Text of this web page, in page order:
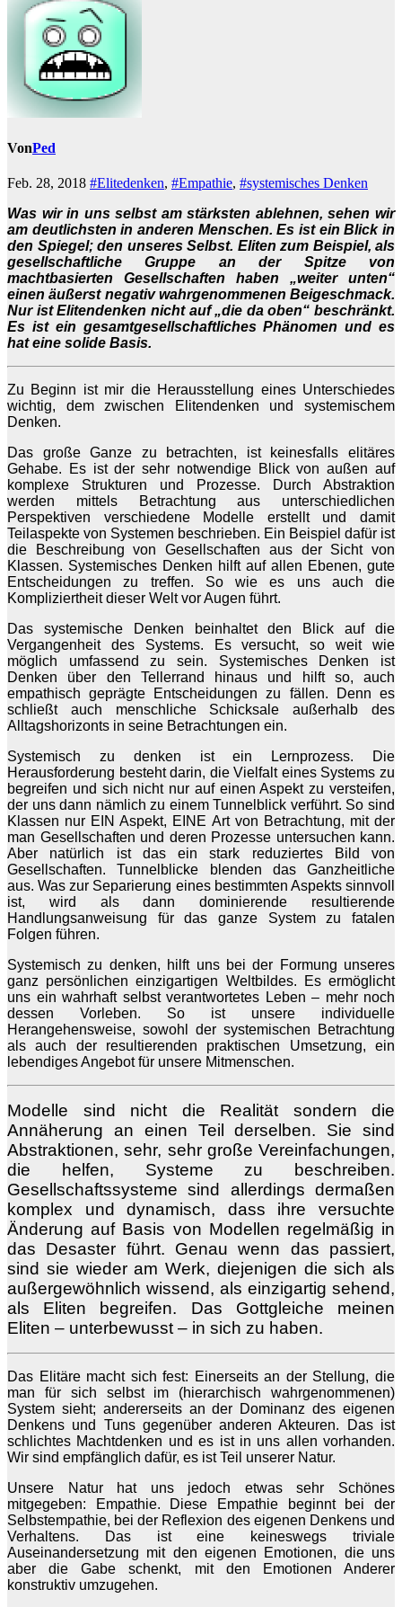
VonPed
Feb. 28, 2018 #Elitedenken, #Empathie, #systemisches Denken
Was wir in uns selbst am stärksten ablehnen, sehen wir
am deutlichsten in anderen Menschen. Es ist ein Blick in
den Spiegel; den unseres Selbst. Eliten zum Beispiel, als
gesellschaftliche Gruppe an der Spitze von
machtbasierten Gesellschaften haben „weiter unten“
einen äußerst negativ wahrgenommenen Beigeschmack.
Nur ist Elitendenken nicht auf „die da oben“ beschränkt.
Es ist ein gesamtgesellschaftliches Phänomen und es
hat eine solide Basis.
Zu Beginn ist mir die Herausstellung eines Unterschiedes
wichtig, dem zwischen Elitendenken und systemischem
Denken.
Das große Ganze zu betrachten, ist keinesfalls elitäres
Gehabe. Es ist der sehr notwendige Blick von außen auf
komplexe Strukturen und Prozesse. Durch Abstraktion
werden mittels Betrachtung aus unterschiedlichen
Perspektiven verschiedene Modelle erstellt und damit
Teilaspekte von Systemen beschrieben. Ein Beispiel dafür ist
die Beschreibung von Gesellschaften aus der Sicht von
Klassen. Systemisches Denken hilft auf allen Ebenen, gute
Entscheidungen zu treffen. So wie es uns auch die
Kompliziertheit dieser Welt vor Augen führt.
Das systemische Denken beinhaltet den Blick auf die
Vergangenheit des Systems. Es versucht, so weit wie
möglich umfassend zu sein. Systemisches Denken ist
Denken über den Tellerrand hinaus und hilft so, auch
empathisch geprägte Entscheidungen zu fällen. Denn es
schließt auch menschliche Schicksale außerhalb des
Alltagshorizonts in seine Betrachtungen ein.
Systemisch zu denken ist ein Lernprozess. Die
Herausforderung besteht darin, die Vielfalt eines Systems zu
begreifen und sich nicht nur auf einen Aspekt zu versteifen,
der uns dann nämlich zu einem Tunnelblick verführt. So sind
Klassen nur EIN Aspekt, EINE Art von Betrachtung, mit der
man Gesellschaften und deren Prozesse untersuchen kann.
Aber natürlich ist das ein stark reduziertes Bild von
Gesellschaften. Tunnelblicke blenden das Ganzheitliche
aus. Was zur Separierung eines bestimmten Aspekts sinnvoll
ist, wird als dann dominierende resultierende
Handlungsanweisung für das ganze System zu fatalen
Folgen führen.
Systemisch zu denken, hilft uns bei der Formung unseres
ganz persönlichen einzigartigen Weltbildes. Es ermöglicht
uns ein wahrhaft selbst verantwortetes Leben – mehr noch
dessen Vorleben. So ist unsere individuelle
Herangehensweise, sowohl der systemischen Betrachtung
als auch der resultierenden praktischen Umsetzung, ein
lebendiges Angebot für unsere Mitmenschen.
Modelle sind nicht die Realität sondern die
Annäherung an einen Teil derselben. Sie sind
Abstraktionen, sehr, sehr große Vereinfachungen,
die helfen, Systeme zu beschreiben.
Gesellschaftssysteme sind allerdings dermaßen
komplex und dynamisch, dass ihre versuchte
Änderung auf Basis von Modellen regelmäßig in
das Desaster führt. Genau wenn das passiert,
sind sie wieder am Werk, diejenigen die sich als
außergewöhnlich wissend, als einzigartig sehend,
als Eliten begreifen. Das Gottgleiche meinen
Eliten – unterbewusst – in sich zu haben.
Das Elitäre macht sich fest: Einerseits an der Stellung, die
man für sich selbst im (hierarchisch wahrgenommenen)
System sieht; andererseits an der Dominanz des eigenen
Denkens und Tuns gegenüber anderen Akteuren. Das ist
schlichtes Machtdenken und es ist in uns allen vorhanden.
Wir sind empfänglich dafür, es ist Teil unserer Natur.
Unsere Natur hat uns jedoch etwas sehr Schönes
mitgegeben: Empathie. Diese Empathie beginnt bei der
Selbstempathie, bei der Reflexion des eigenen Denkens und
Verhaltens. Das ist eine keineswegs triviale
Auseinandersetzung mit den eigenen Emotionen, die uns
aber die Gabe schenkt, mit den Emotionen Anderer
konstruktiv umzugehen.